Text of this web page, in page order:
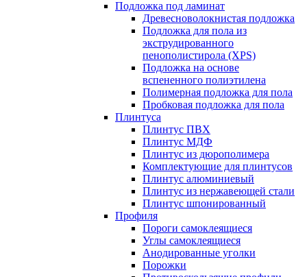
Подложка под ламинат
Древесноволокнистая подложка
Подложка для пола из
экструдированного
пенополистирола (XPS)
Подложка на основе
вспененного полиэтилена
Полимерная подложка для пола
Пробковая подложка для пола
Плинтуса
Плинтус ПВХ
Плинтус МДФ
Плинтус из дюрополимера
Комплектующие для плинтусов
Плинтус алюминиевый
Плинтус из нержавеющей стали
Плинтус шпонированный
Профиля
Пороги самоклеящиеся
Углы самоклеящиеся
Анодированные уголки
Порожки